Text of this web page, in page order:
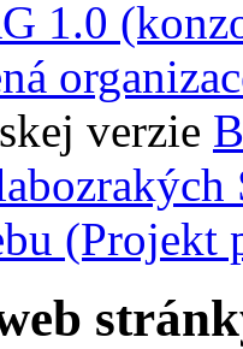
1.0
verzie
(Projekt